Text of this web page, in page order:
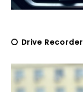
〇 Drive Recorder